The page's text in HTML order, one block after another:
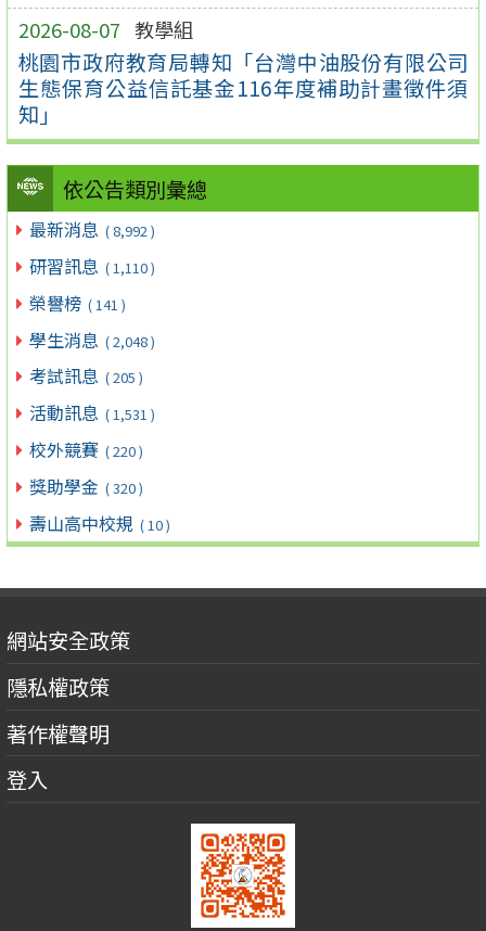
2026-08-07 教學組
桃園市政府教育局轉知「台灣中油股份有限公司
生態保育公益信託基金116年度補助計畫徵件須
知」
依公告類別彙總
最新消息 ( 8,992 )
研習訊息 ( 1,110 )
榮譽榜 ( 141 )
學生消息 ( 2,048 )
考試訊息 ( 205 )
活動訊息 ( 1,531 )
校外競賽 ( 220 )
獎助學金 ( 320 )
壽山高中校規 ( 10 )
網站安全政策
隱私權政策
著作權聲明
登入